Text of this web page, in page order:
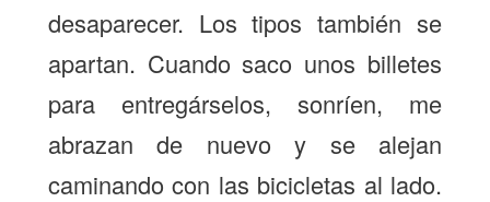
desaparecer. Los tipos también se
apartan. Cuando saco unos billetes
para entregárselos, sonríen, me
abrazan de nuevo y se alejan
caminando con las bicicletas al lado.